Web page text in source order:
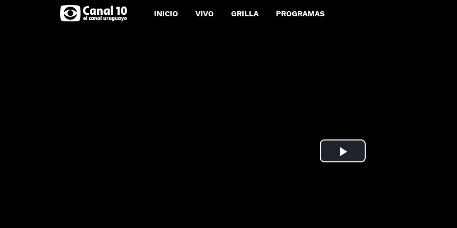
INICIO VIVO GRILLA PROGRAMAS
Play